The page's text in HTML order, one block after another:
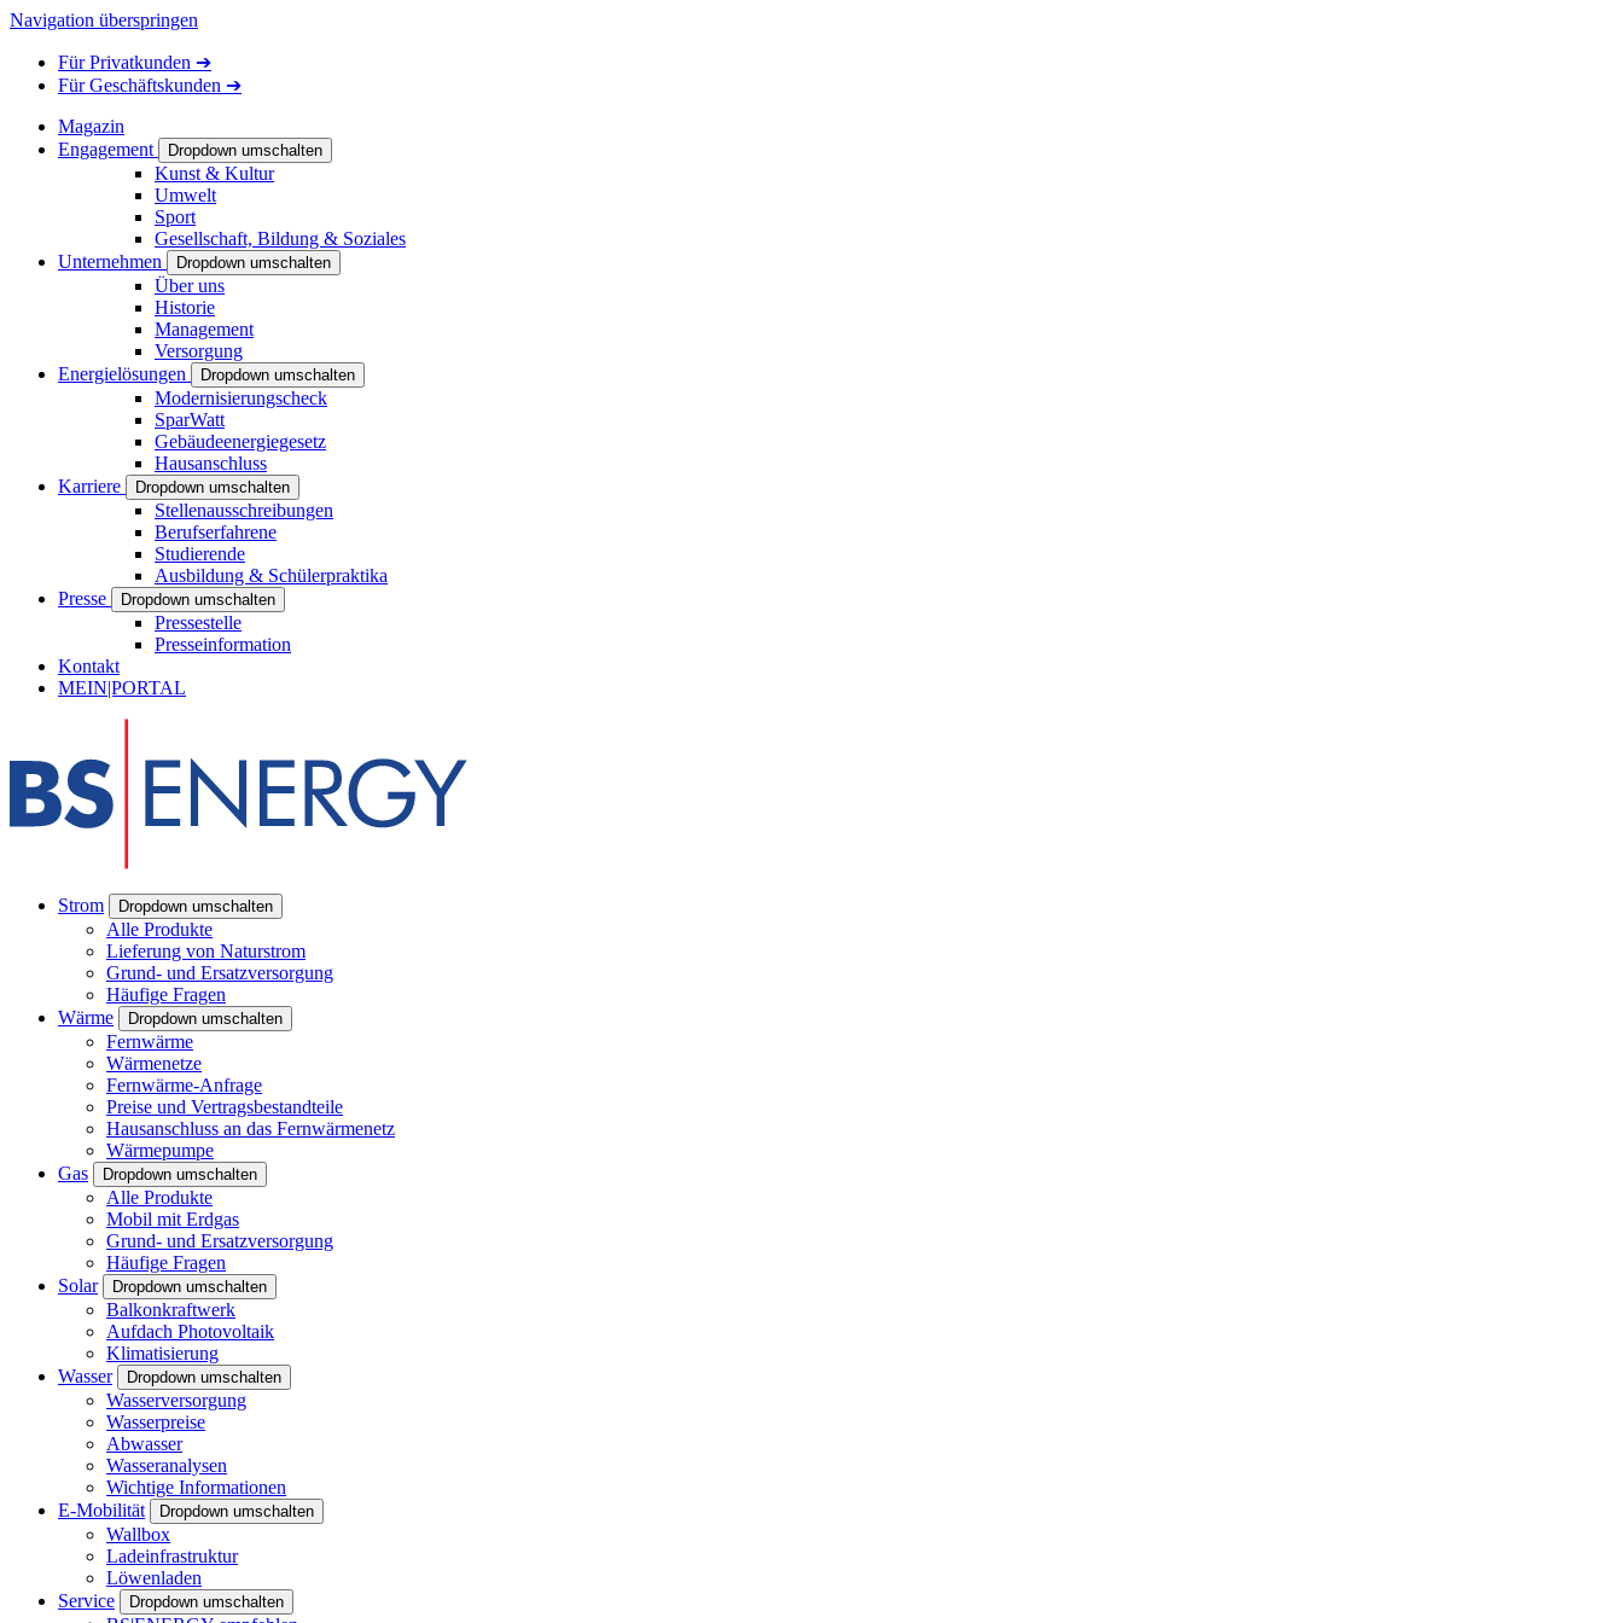
Navigation überspringen
FürPrivatkunden ➔
FürGeschäftskunden ➔
Magazin
Engagement
Dropdown umschalten
Kunst & Kultur
Umwelt
Sport
Gesellschaft, Bildung & Soziales
Unternehmen
Dropdown umschalten
Über uns
Historie
Management
Versorgung
Energielösungen
Dropdown umschalten
Modernisierungscheck
SparWatt
Gebäudeenergiegesetz
Hausanschluss
Karriere
Dropdown umschalten
Stellenausschreibungen
Berufserfahrene
Studierende
Ausbildung & Schülerpraktika
Presse
Dropdown umschalten
Pressestelle
Presseinformation
Kontakt
MEIN|PORTAL
Strom Dropdown umschalten
Alle Produkte
Lieferung von Naturstrom
Grund- und Ersatzversorgung
Häufige Fragen
Wärme
Dropdown umschalten
Fernwärme
Wärmenetze
Fernwärme-Anfrage
Preise und Vertragsbestandteile
Hausanschluss an das Fernwärmenetz
Wärmepumpe
Gas
Dropdown umschalten
Alle Produkte
Mobil mit Erdgas
Grund- und Ersatzversorgung
Häufige Fragen
Solar
Dropdown umschalten
Balkonkraftwerk
Aufdach Photovoltaik
Klimatisierung
Wasser
Dropdown umschalten
Wasserversorgung
Wasserpreise
Abwasser
Wasseranalysen
Wichtige Informationen
E-Mobilität
Dropdown umschalten
Wallbox
Ladeinfrastruktur
Löwenladen
Service
Dropdown umschalten